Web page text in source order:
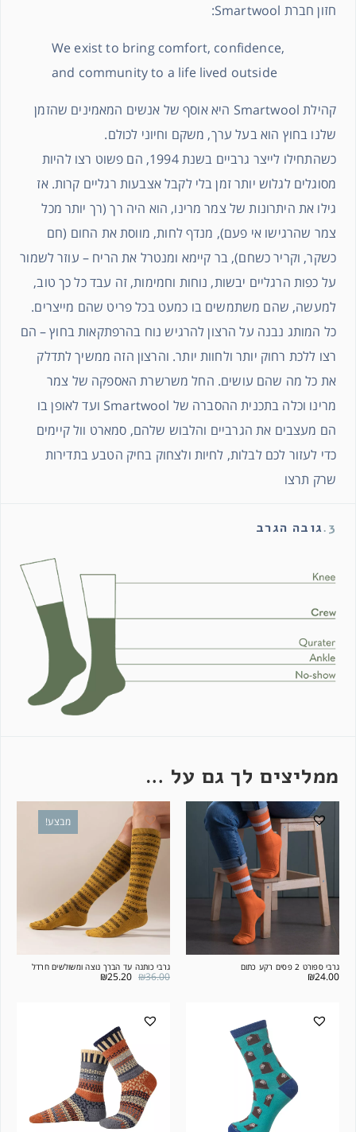
חזון חברת Smartwool:
We exist to bring comfort, confidence,
and community to a life lived outside
קהילת Smartwool היא אוסף של אנשים המאמינים שהזמן
שלנו בחוץ הוא בעל ערך, משקם וחיוני לכולם.
כשהתחילו לייצר גרביים בשנת 1994, הם פשוט רצו להיות
מסוגלים לגלוש יותר זמן בלי לקבל אצבעות רגליים קרות. אז
גילו את היתרונות של צמר מרינו, הוא היה רך (רך יותר מכל
צמר שהרגישו אי פעם), מנדף לחות, מווסת את החום (חם
כשקר, וקריר כשחם), בר קיימא ומנטרל את הריח – עוזר לשמור
על כפות הרגליים יבשות, נוחות וחמימות, זה עבד כל כך טוב,
למעשה, שהם משתמשים בו כמעט בכל פריט שהם מייצרים.
כל המותג נבנה על הרצון להרגיש נוח בהרפתקאות בחוץ – הם
רצו ללכת רחוק יותר ולחוות יותר. והרצון הזה ממשיך לתדלק
את כל מה שהם עושים. החל משרשרת האספקה ​​של צמר
מרינו וכלה בתכנית ההסברה של Smartwool ועד לאופן בו
הם מעצבים את הגרביים והלבוש שלהם, סמארט וול קיימים
כדי לעזור לכם לבלות, לחיות ולצחוק בחיק הטבע בתדירות
שרק תרצו
3. גובה הגרב
ממליצים לך גם על …
גרבי ספורט 2 פסים רקע כתום
₪24.00
מבצע!
גרבי כותנה עד הברך נוצה ומשולשים חרדל
₪36.00
₪25.20